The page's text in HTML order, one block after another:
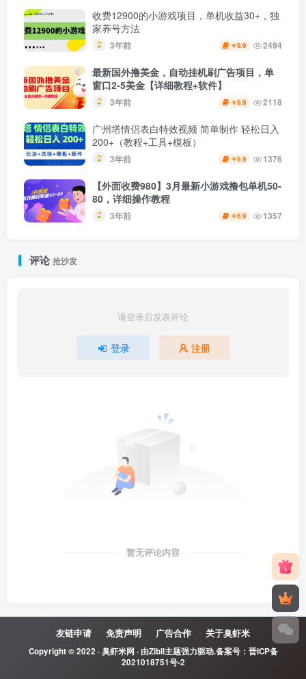
收费12900的小游戏项目，单机收益30+，独
家养号方法
3年前 ￥9.9 2494
最新国外撸美金，自动挂机刷广告项目，单
窗口2-5美金【详细教程+软件】
3年前 ￥9.9 2118
广州塔情侣表白特效视频 简单制作 轻松日入
200+（教程+工具+模板）
3年前 ￥9.9 1376
【外面收费980】3月最新小游戏撸包单机50-
80，详细操作教程
3年前 ￥6.9 1357
评论抢沙发
请登录后发表评论
登录 注册
暂无评论内容
友链申请 免责声明 广告合作 关于臭虾米
Copyright © 2022 ·臭虾米网· 由Zibll主题强力驱动.备案号： 晋ICP备
2021018751号-2